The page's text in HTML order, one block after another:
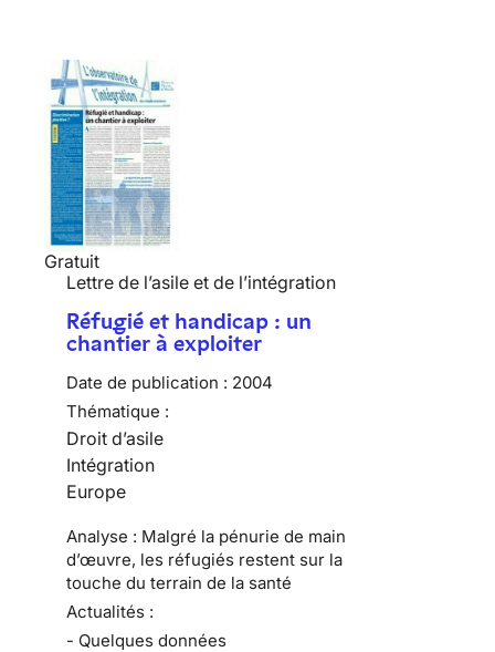
Gratuit
Lettre de l’asile et de l’intégration
Réfugié et handicap : un
chantier à exploiter
Date de publication : 2004
Thématique :
Droit d’asile
Intégration
Europe
Analyse : Malgré la pénurie de main
d’œuvre, les réfugiés restent sur la
touche du terrain de la santé
Actualités :
- Quelques données